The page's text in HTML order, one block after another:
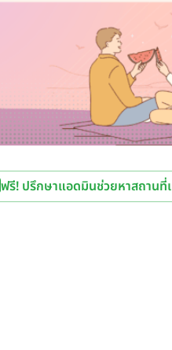
ฟรี! ปรึกษาแอดมินช่วยหาสถานที่